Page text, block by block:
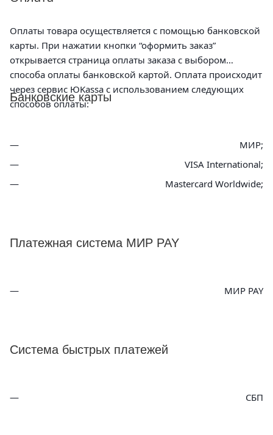
Оплаты товара осуществляется с помощью банковской
карты. При нажатии кнопки “оформить заказ”
открывается страница оплаты заказа с выбором
способа оплаты банковской картой. Оплата происходит
через сервис ЮKassa с использованием следующих
способов оплаты:
Банковские карты
МИР;
VISA International;
Mastercard Worldwide;
Платежная система МИР PAY
МИР PAY
Система быстрых платежей
СБП